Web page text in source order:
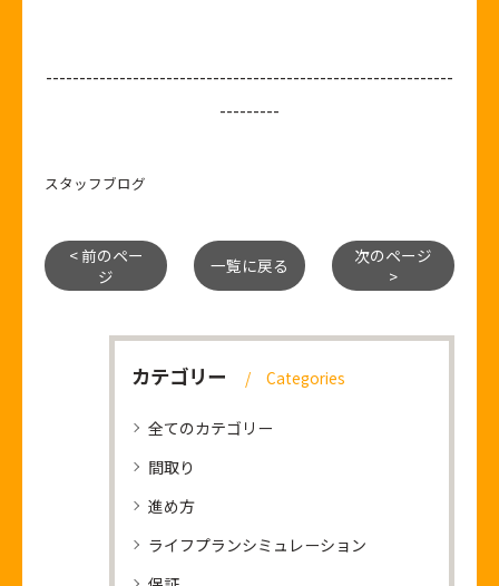
-------------------------------------------------------------
---------
スタッフブログ
< 前のペー
ジ
一覧に戻る
次のページ
>
カテゴリー Categories
全てのカテゴリー
間取り
進め方
ライフプランシミュレーション